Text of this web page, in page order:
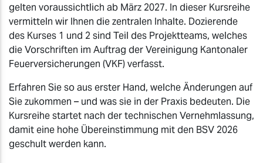
gelten voraussichtlich ab März 2027. In dieser Kursreihe
vermitteln wir Ihnen die zentralen Inhalte. Dozierende
des Kurses 1 und 2 sind Teil des Projektteams, welches
die Vorschriften im Auftrag der Vereinigung Kantonaler
Feuerversicherungen (VKF) verfasst.
Erfahren Sie so aus erster Hand, welche Änderungen auf
Sie zukommen – und was sie in der Praxis bedeuten. Die
Kursreihe startet nach der technischen Vernehmlassung,
damit eine hohe Übereinstimmung mit den BSV 2026
geschult werden kann.